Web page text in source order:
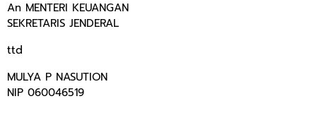
An MENTERI KEUANGAN
SEKRETARIS JENDERAL
ttd
MULYA P NASUTION
NIP 060046519